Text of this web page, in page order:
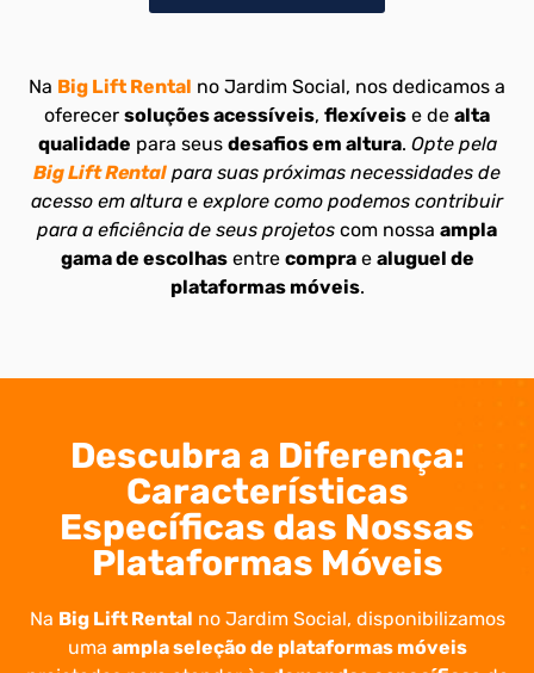
Na Big Lift Rental no Jardim Social, nos dedicamos a
oferecer soluções acessíveis, flexíveis e de alta
qualidade para seus desafios em altura. Opte pela
Big Lift Rental para suas próximas necessidades de
acesso em altura e explore como podemos contribuir
para a eficiência de seus projetos com nossa ampla
gama de escolhasentre comprae aluguel de
plataformas móveis.
Descubra a Diferença:
Características
Específicas das Nossas
Plataformas Móveis
Na Big Lift Rental no Jardim Social, disponibilizamos
uma ampla seleção de plataformas móveis